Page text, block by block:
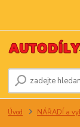
Úvod NÁŘADÍ a